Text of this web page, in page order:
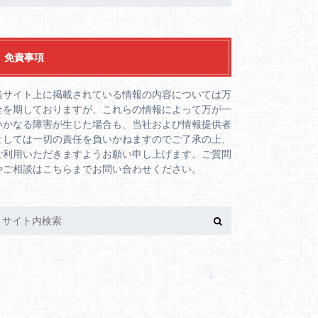
免責事項
サイト上に掲載されている情報の内容については万
を期しておりますが、これらの情報によって万が一
かなる障害が生じた場合も、当社および情報提供者
しては一切の責任を負いかねますのでご了承の上、
利用いただきますようお願い申し上げます。ご質問
ご相談はこちら までお問い合わせください。